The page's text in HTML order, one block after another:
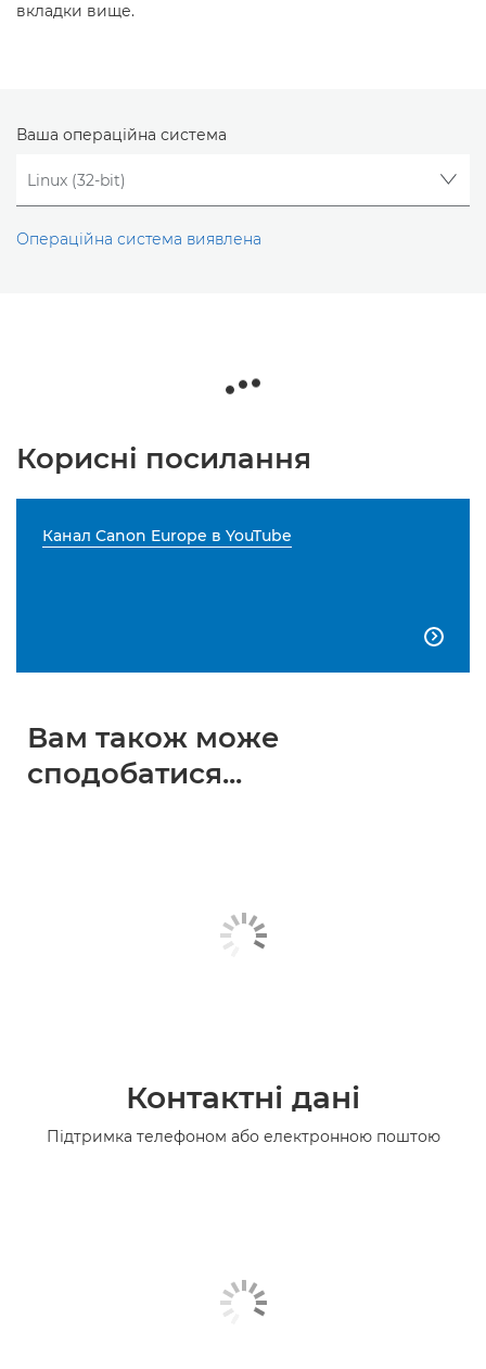
вкладки вище.
Ваша операційна система
Операційна система виявлена
Корисні посилання
Канал Canon Europe в YouTube

Вам також може
сподобатися...
Контактні дані
Підтримка телефоном або електронною поштою